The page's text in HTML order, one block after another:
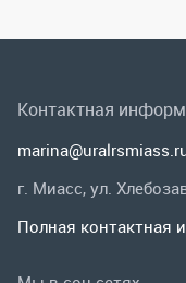
Заказать звонок